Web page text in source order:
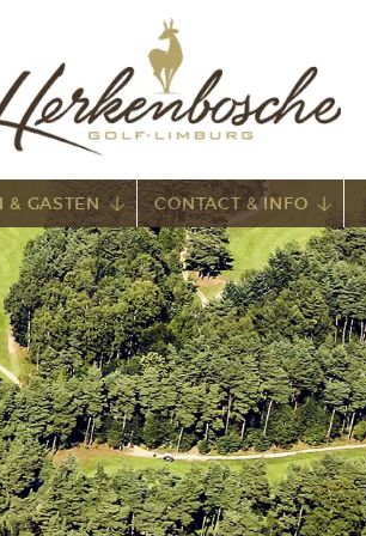
& GASTEN CONTACT & INFO